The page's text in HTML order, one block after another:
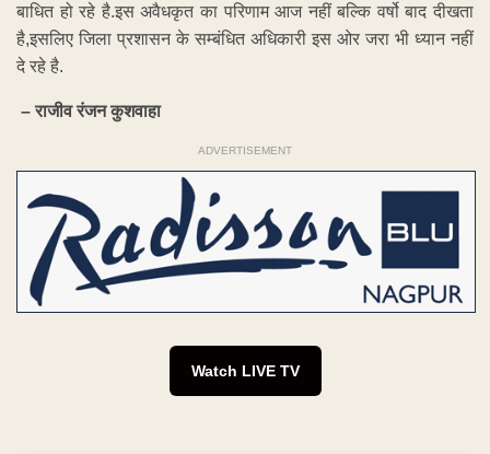
बाधित हो रहे है.इस अवैधकृत का परिणाम आज नहीं बल्कि वर्षो बाद दीखता
है,इसलिए जिला प्रशासन के सम्बंधित अधिकारी इस ओर जरा भी ध्यान नहीं
दे रहे है.
– राजीव रंजन कुशवाहा
ADVERTISEMENT
Watch LIVE TV